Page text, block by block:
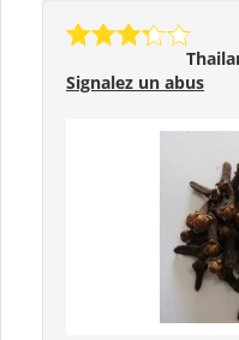
Signalez un abus